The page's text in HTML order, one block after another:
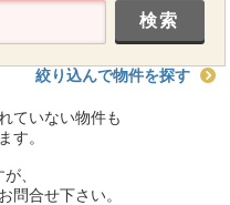
絞り込んで物件を探す
ていない物件も
す。
、
問合せ下さい。